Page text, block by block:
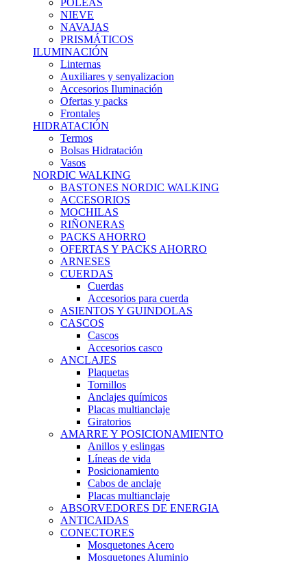
POLEAS
NIEVE
NAVAJAS
PRISMÁTICOS
ILUMINACIÓN
Linternas
Auxiliares y senyalizacion
Accesorios Iluminación
Ofertas y packs
Frontales
HIDRATACIÓN
Termos
Bolsas Hidratación
Vasos
NORDIC WALKING
BASTONES NORDIC WALKING
ACCESORIOS
MOCHILAS
RIÑONERAS
PACKS AHORRO
OFERTAS Y PACKS AHORRO
ARNESES
CUERDAS
Cuerdas
Accesorios para cuerda
ASIENTOS Y GUINDOLAS
CASCOS
Cascos
Accesorios casco
ANCLAJES
Plaquetas
Tornillos
Anclajes químicos
Placas multianclaje
Giratorios
AMARRE Y POSICIONAMIENTO
Anillos y eslingas
Líneas de vida
Posicionamiento
Cabos de anclaje
Placas multianclaje
ABSORVEDORES DE ENERGIA
ANTICAIDAS
CONECTORES
Mosquetones Acero
Mosquetones Aluminio